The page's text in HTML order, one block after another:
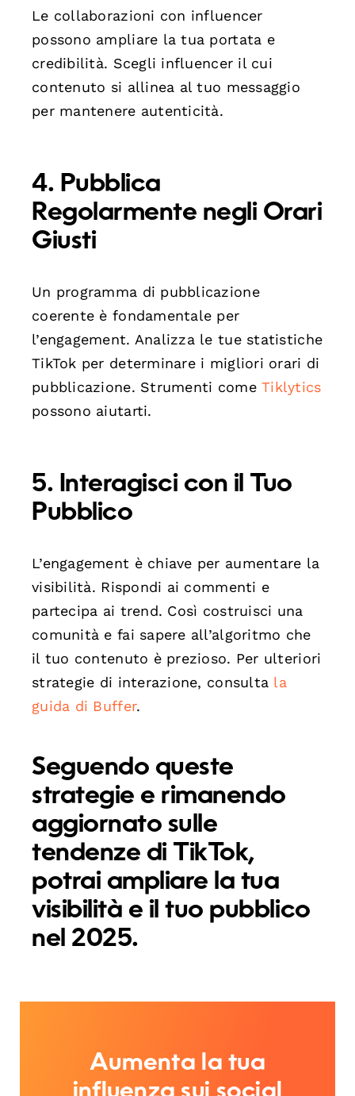
Le collaborazioni con influencer
possono ampliare la tua portata e
credibilità. Scegli influencer il cui
contenuto si allinea al tuo messaggio
per mantenere autenticità.
4. Pubblica
Regolarmente negli Orari
Giusti
Un programma di pubblicazione
coerente è fondamentale per
l’engagement. Analizza le tue statistiche
TikTok per determinare i migliori orari di
pubblicazione. Strumenti comeTiklytics
possono aiutarti.
5. Interagisci con il Tuo
Pubblico
L’engagement è chiave per aumentare la
visibilità. Rispondi ai commenti e
partecipa ai trend. Così costruisci una
comunità e fai sapere all’algoritmo che
il tuo contenuto è prezioso. Per ulteriori
strategie di interazione, consulta la
guida di Buffer.
Seguendo queste
strategie e rimanendo
aggiornato sulle
tendenze di TikTok,
potrai ampliare la tua
visibilità e il tuo pubblico
nel 2025.
Aumenta la tua